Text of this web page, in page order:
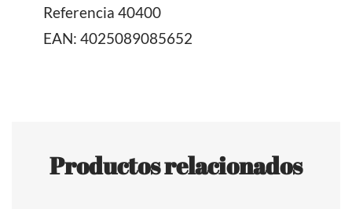
Referencia 40400
EAN: 4025089085652
Productos relacionados